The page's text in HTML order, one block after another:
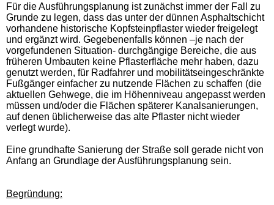
Für die Ausführungsplanung ist zunächst immer der Fall zu
Grunde zu legen, dass das unter der dünnen Asphaltschicht
vorhandene historische Kopfsteinpflaster wieder freigelegt
und ergänzt wird. Gegebenenfalls können –je nach der
vorgefundenen Situation- durchgängige Bereiche, die aus
früheren Umbauten keine Pflasterfläche mehr haben, dazu
genutzt werden, für Radfahrer und mobilitätseingeschränkte
Fußgänger einfacher zu nutzende Flächen zu schaffen (die
aktuellen Gehwege, die im Höhenniveau angepasst werden
müssen und/oder die Flächen späterer Kanalsanierungen,
auf denen üblicherweise das alte Pflaster nicht wieder
verlegt wurde).
Eine grundhafte Sanierung der Straße soll gerade nicht von
Anfang an Grundlage der Ausführungsplanung sein.
Begründung: